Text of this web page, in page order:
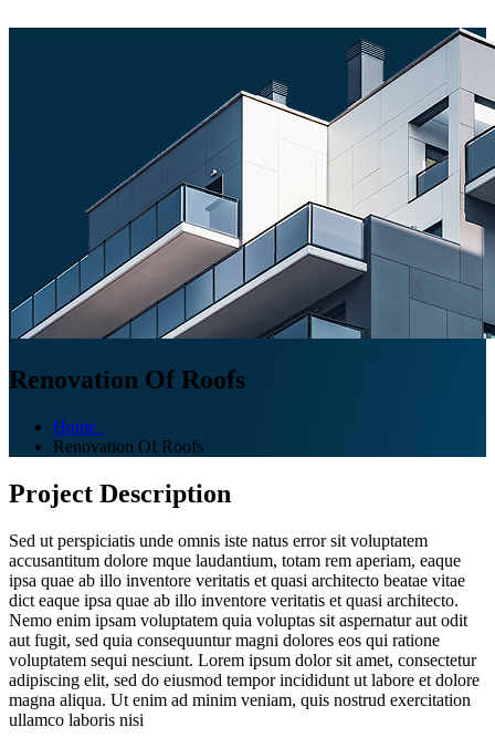
Renovation Of Roofs
Home
Renovation Of Roofs
Project Description
Sed ut perspiciatis unde omnis iste natus error sit voluptatem
accusantitum dolore mque laudantium, totam rem aperiam, eaque
ipsa quae ab illo inventore veritatis et quasi architecto beatae vitae
dict eaque ipsa quae ab illo inventore veritatis et quasi architecto.
Nemo enim ipsam voluptatem quia voluptas sit aspernatur aut odit
aut fugit, sed quia consequuntur magni dolores eos qui ratione
voluptatem sequi nesciunt. Lorem ipsum dolor sit amet, consectetur
adipiscing elit, sed do eiusmod tempor incididunt ut labore et dolore
magna aliqua. Ut enim ad minim veniam, quis nostrud exercitation
ullamco laboris nisi